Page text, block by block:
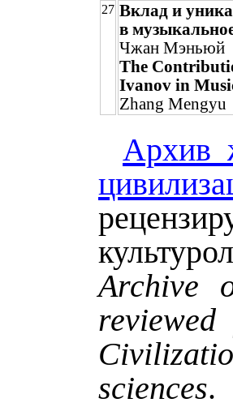
27 Вклад и
в
Чжан Мэньюй
The
Ivanov in
Zhang Mengyu
Архив
Archive
sciences.